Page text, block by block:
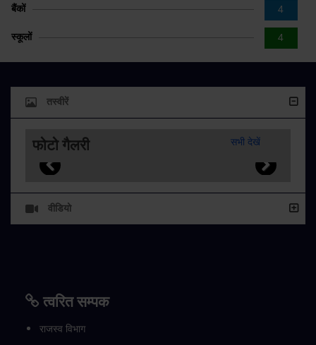
4
बैंकों
4
स्कूलों
तस्वीरें
फोटो गैलरी सभी देखें
वीडियो
त्वरित सम्पक
राजस्व विभाग